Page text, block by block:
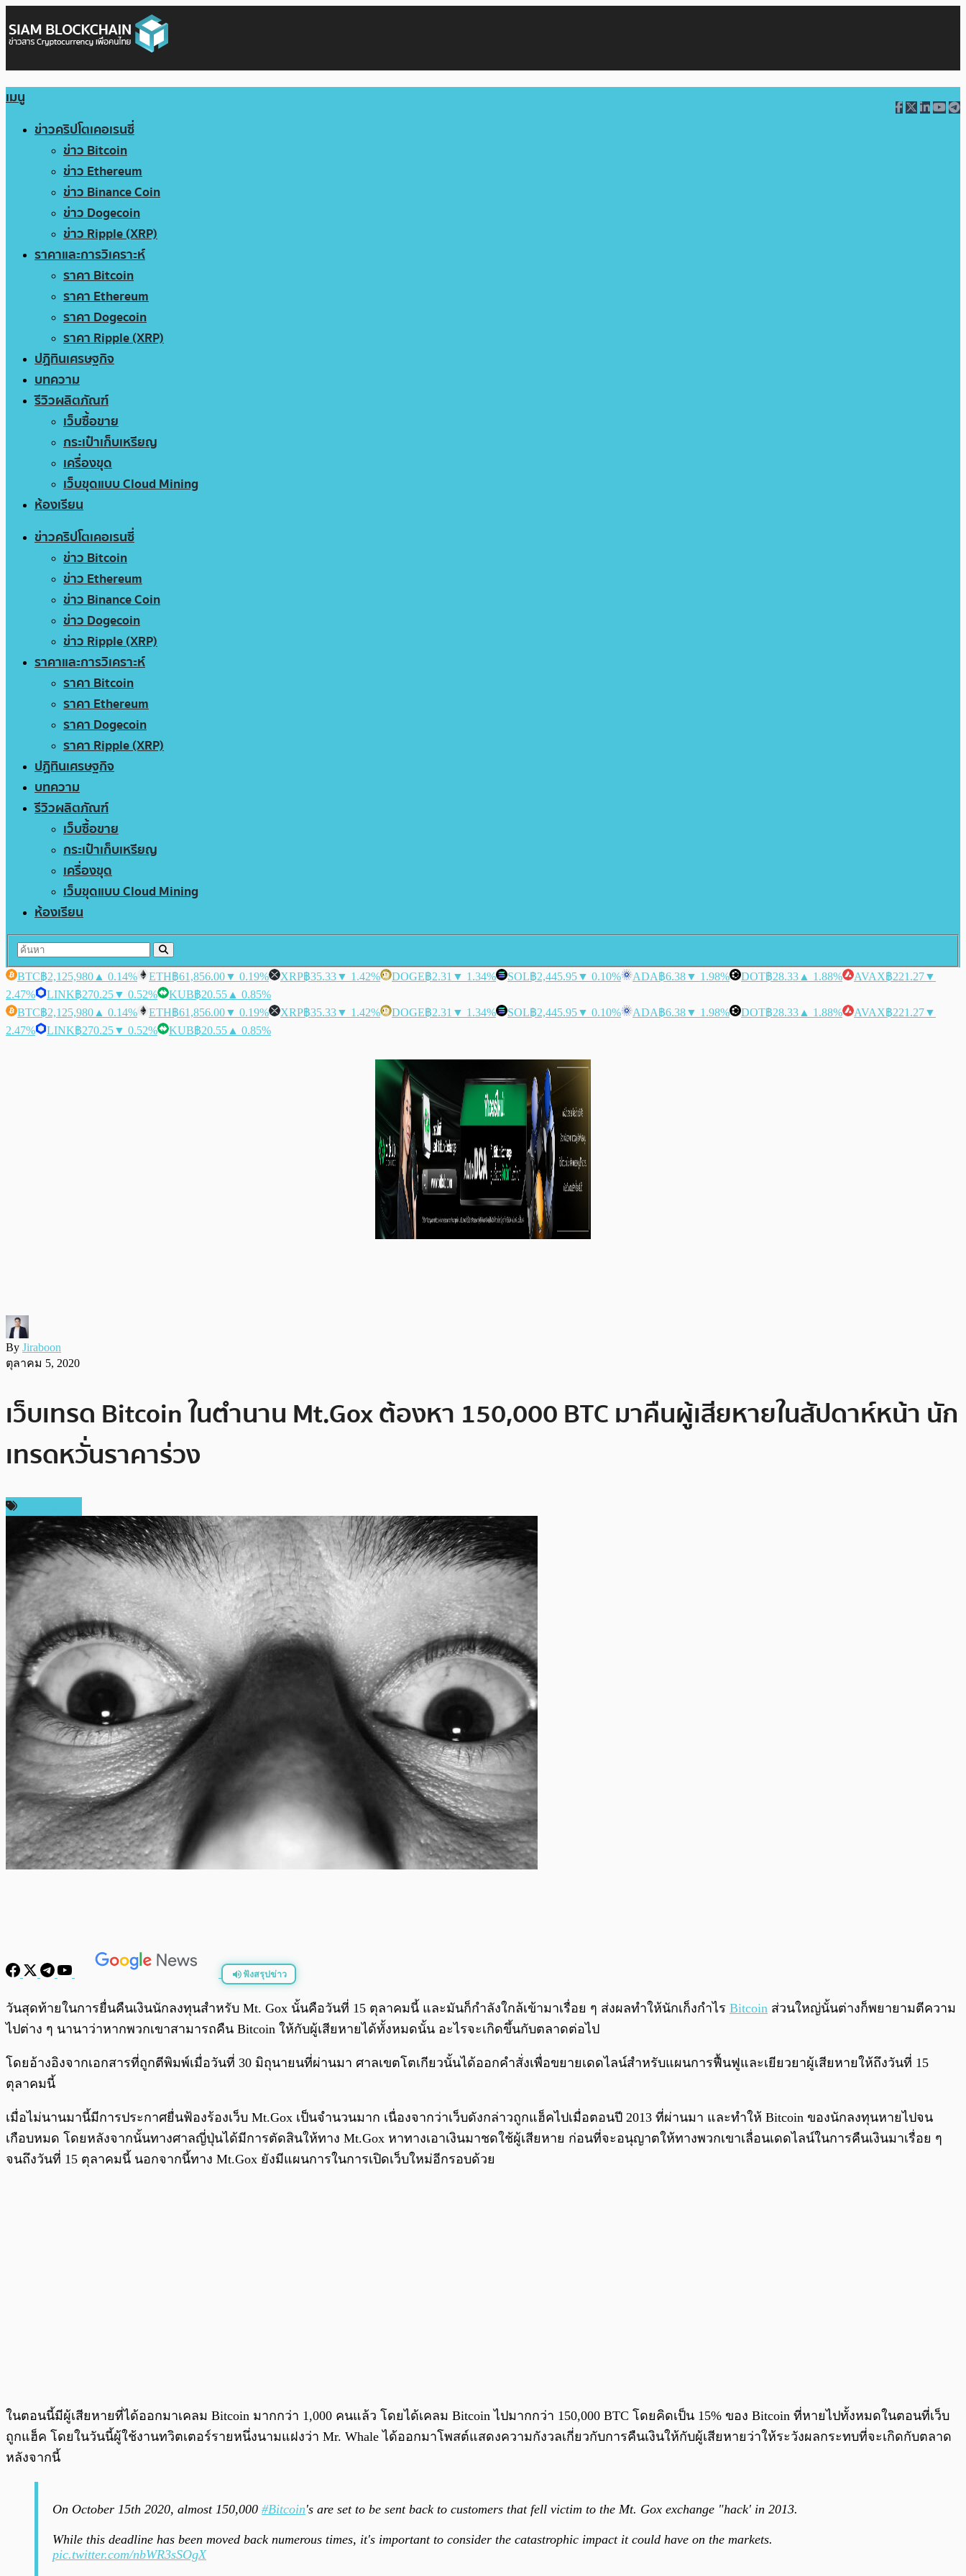
เมนู
ข่าวคริปโตเคอเรนซี่
ข่าว Bitcoin
ข่าว Ethereum
ข่าว Binance Coin
ข่าว Dogecoin
ข่าว Ripple (XRP)
ราคาและการวิเคราะห์
ราคา Bitcoin
ราคา Ethereum
ราคา Dogecoin
ราคา Ripple (XRP)
ปฏิทินเศรษฐกิจ
บทความ
รีวิวผลิตภัณฑ์
เว็บซื้อขาย
กระเป๋าเก็บเหรียญ
เครื่องขุด
เว็บขุดแบบ Cloud Mining
ห้องเรียน
ข่าวคริปโตเคอเรนซี่
ข่าว Bitcoin
ข่าว Ethereum
ข่าว Binance Coin
ข่าว Dogecoin
ข่าว Ripple (XRP)
ราคาและการวิเคราะห์
ราคา Bitcoin
ราคา Ethereum
ราคา Dogecoin
ราคา Ripple (XRP)
ปฏิทินเศรษฐกิจ
บทความ
รีวิวผลิตภัณฑ์
เว็บซื้อขาย
กระเป๋าเก็บเหรียญ
เครื่องขุด
เว็บขุดแบบ Cloud Mining
ห้องเรียน
BTC฿2,125,980 ▲ 0.14% ETH฿61,856.00▼ 0.19% XRP฿35.33▼ 1.42% DOGE฿2.31 ▼ 1.34% SOL฿2,445.95▼ 0.10% ADA฿6.38▼ 1.98% DOT฿28.33 ▲ 1.88% AVAX฿221.27▼
2.47%
LINK฿270.25▼ 0.52% KUB฿20.55 ▲ 0.85%
BTC฿2,125,980 ▲ 0.14% ETH฿61,856.00▼ 0.19% XRP฿35.33▼ 1.42% DOGE฿2.31 ▼ 1.34% SOL฿2,445.95▼ 0.10% ADA฿6.38▼ 1.98% DOT฿28.33 ▲ 1.88% AVAX฿221.27▼
2.47%
LINK฿270.25▼ 0.52% KUB฿20.55 ▲ 0.85%
By Jiraboon
ตุลาคม 5, 2020
เว็บเทรด Bitcoin ในตำนาน Mt.Gox ต้องหา 150,000 BTC มาคืนผู้เสียหายในสัปดาห์หน้า นัก
เทรดหวั่นราคาร่วง
ฟังสรุปข่าว
พร้อมเล่น 0:00
วันสุดท้ายในการยื่นคืนเงินนักลงทุนสำหรับ Mt. Gox นั้นคือวันที่ 15 ตุลาคมนี้ และมันก็กำลังใกล้เข้ามาเรื่อย ๆ ส่งผลทำให้นักเก็งกำไร Bitcoin ส่วนใหญ่นั้นต่างก็พยายามตีความ
ไปต่าง ๆ นานาว่าหากพวกเขาสามารถคืน Bitcoin ให้กับผู้เสียหายได้ทั้งหมดนั้น อะไรจะเกิดขึ้นกับตลาดต่อไป
โดยอ้างอิงจากเอกสารที่ถูกตีพิมพ์เมื่อวันที่ 30 มิถุนายนที่ผ่านมา ศาลเขตโตเกียวนั้นได้ออกคำสั่งเพื่อขยายเดดไลน์สำหรับแผนการฟื้นฟูและเยียวยาผู้เสียหายให้ถึงวันที่ 15
ตุลาคมนี้
เมื่อไม่นานมานี้มีการประกาศยื่นฟ้องร้องเว็บ Mt.Gox เป็นจำนวนมาก เนื่องจากว่าเว็บดังกล่าวถูกแฮ็คไปเมื่อตอนปี 2013 ที่ผ่านมา และทำให้ Bitcoin ของนักลงทุนหายไปจน
เกือบหมด โดยหลังจากนั้นทางศาลญี่ปุ่นได้มีการตัดสินให้ทาง Mt.Gox หาทางเอาเงินมาชดใช้ผู้เสียหาย ก่อนที่จะอนุญาตให้ทางพวกเขาเลื่อนเดดไลน์ในการคืนเงินมาเรื่อย ๆ
จนถึงวันที่ 15 ตุลาคมนี้ นอกจากนี้ทาง Mt.Gox ยังมีแผนการในการเปิดเว็บใหม่อีกรอบด้วย
ในตอนนี้มีผู้เสียหายที่ได้ออกมาเคลม Bitcoin มากกว่า 1,000 คนแล้ว โดยได้เคลม Bitcoin ไปมากกว่า 150,000 BTC โดยคิดเป็น 15% ของ Bitcoin ที่หายไปทั้งหมดในตอนที่เว็บ
ถูกแฮ็ค โดยในวันนี้ผู้ใช้งานทวิตเตอร์รายหนึ่งนามแฝงว่า Mr. Whale ได้ออกมาโพสต์แสดงความกังวลเกี่ยวกับการคืนเงินให้กับผู้เสียหายว่าให้ระวังผลกระทบที่จะเกิดกับตลาด
หลังจากนี้
On October 15th 2020, almost 150,000 #Bitcoin's are set to be sent back to customers that fell victim to the Mt. Gox exchange "hack' in 2013.
While this deadline has been moved back numerous times, it's important to consider the catastrophic impact it could have on the markets.
pic.twitter.com/nbWR3sSOgX